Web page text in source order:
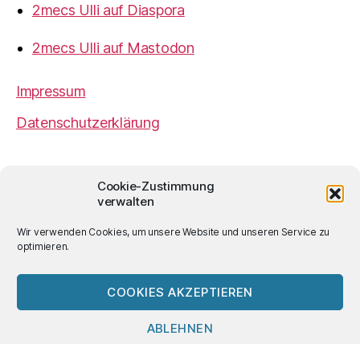
Cookie-Zustimmung
verwalten
Wir verwenden Cookies, um unsere Website und unseren Service zu
optimieren.
COOKIES AKZEPTIEREN
ABLEHNEN
2mecs Ulli auf Diaspora
2mecs Ulli auf Mastodon
Impressum
Datenschutzerklärung
Ulrich Würdemannist sofern nicht
anders angegeben lizenziert unter einer
Creative
Lizenz.